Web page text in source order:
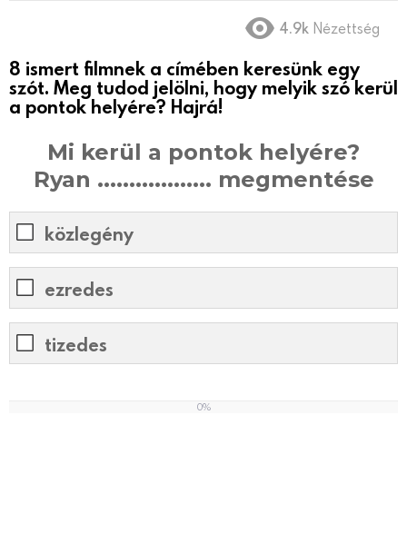
4.9k Nézettség
8 ismert filmnek a címében keresünk egy
szót. Meg tudod jelölni, hogy melyik szó kerül
a pontok helyére? Hajrá!
Mi kerül a pontok helyére?
Ryan .................. megmentése
közlegény
ezredes
tizedes
0%